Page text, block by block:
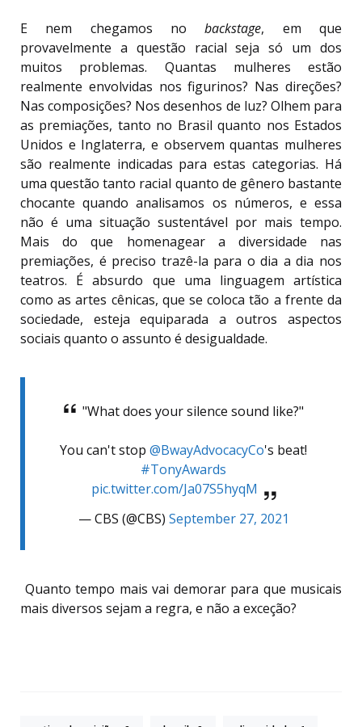
E nem chegamos nobackstage, em que
provavelmente a questão racial seja só um dos
muitos problemas. Quantas mulheres estão
realmente envolvidas nos figurinos? Nas direções?
Nas composições? Nos desenhos de luz? Olhem para
as premiações, tanto no Brasil quanto nos Estados
Unidos e Inglaterra, e observem quantas mulheres
são realmente indicadas para estas categorias. Há
uma questão tanto racial quanto de gênero bastante
chocante quando analisamos os números, e essa
não é uma situação sustentável por mais tempo.
Mais do que homenagear a diversidade nas
premiações, é preciso trazê-la para o dia a dia nos
teatros. É absurdo que uma linguagem artística
como as artes cênicas, que se coloca tão a frente da
sociedade, esteja equiparada a outros aspectos
sociais quanto o assunto é desigualdade.
"What does your silence sound like?"
You can't stop@BwayAdvocacyCo's beat!
#TonyAwards
pic.twitter.com/Ja07S5hyqM
— CBS (@CBS) September 27, 2021
Quanto tempo mais vai demorar para que musicais
mais diversos sejam a regra, e não a exceção?